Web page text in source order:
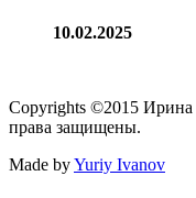
10.02.2025
Copyrights ©2015
права защищены.
Made byYuriy Ivanov